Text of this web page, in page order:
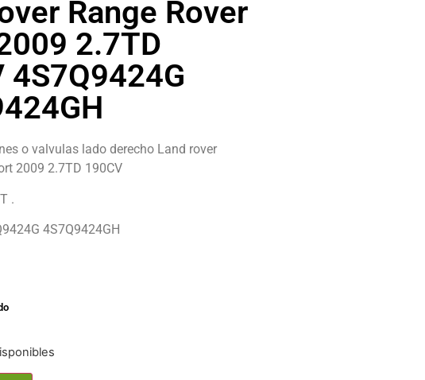
Range Rover
2.7TD
4S7Q9424G
o valvulas lado derecho Land rover
2009 2.7TD 190CV
.
4S7Q9424GH